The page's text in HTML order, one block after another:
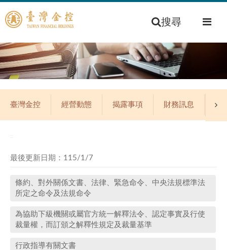
搜尋
臺灣金控 經營動態 揭露事項 財務訊息 公
最後更新日期：115/1/7
條約、對外關係文書、法律、緊急命令、中央法規標準法
所定之命令及法規命令
為協助下級機關或屬官方統一解釋法令、認定事實及行使
裁量權，而訂頒之解釋性規定及裁量基準
行政指導有關文書